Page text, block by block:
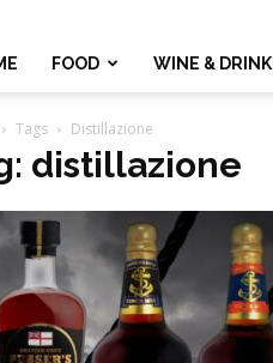
FOOD WINE & DRINK
Tags Distillazione
distillazione